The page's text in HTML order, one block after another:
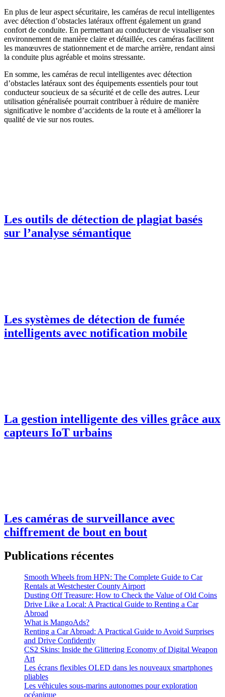
En plus de leur aspect sécuritaire, les caméras de recul intelligentes
avec détection d’obstacles latéraux offrent également un grand
confort de conduite. En permettant au conducteur de visualiser son
environnement de manière claire et détaillée, ces caméras facilitent
les manœuvres de stationnement et de marche arrière, rendant ainsi
la conduite plus agréable et moins stressante.
En somme, les caméras de recul intelligentes avec détection
d’obstacles latéraux sont des équipements essentiels pour tout
conducteur soucieux de sa sécurité et de celle des autres. Leur
utilisation généralisée pourrait contribuer à réduire de manière
significative le nombre d’accidents de la route et à améliorer la
qualité de vie sur nos routes.
Les outils de détection de plagiat basés
sur l’analyse sémantique
Les systèmes de détection de fumée
intelligents avec notification mobile
La gestion intelligente des villes grâce aux
capteurs IoT urbains
Les caméras de surveillance avec
chiffrement de bout en bout
Publications récentes
Smooth Wheels from HPN: The Complete Guide to Car
Rentals at Westchester County Airport
Dusting Off Treasure: How to Check the Value of Old Coins
Drive Like a Local: A Practical Guide to Renting a Car
Abroad
What is MangoAds?
Renting a Car Abroad: A Practical Guide to Avoid Surprises
and Drive Confidently
CS2 Skins: Inside the Glittering Economy of Digital Weapon
Art
Les écrans flexibles OLED dans les nouveaux smartphones
pliables
Les véhicules sous-marins autonomes pour exploration
océanique